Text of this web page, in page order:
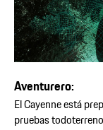
Aventurero:
El Cayenne está
pruebas